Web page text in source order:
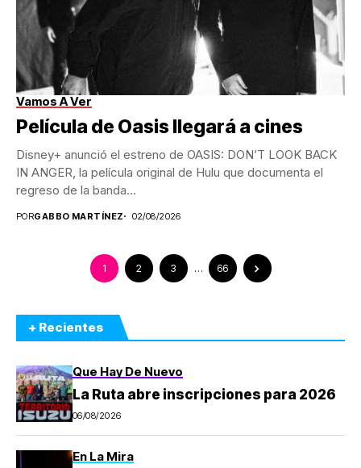
Vamos A Ver
Película de Oasis llegará a cines
Disney+ anunció el estreno de OASIS: DON’T LOOK BACK
IN ANGER, la película original de Hulu que documenta el
regreso de la banda...
PORGABBO MARTÍNEZ 02/08/2026
1 2 3 … 66
+ Recientes
Que Hay De Nuevo
La Ruta abre inscripciones para 2026
06/08/2026
En La Mira